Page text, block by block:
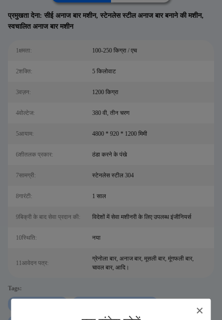
प्रमुखता देना: सीई अनाज बार मशीन, स्टेनलेस स्टील अनाज बार बनाने की मशीन,
स्वचालित अनाज बार मशीन
1क्षमता: 100-250 किग्रा / एच
2शक्ति: 5 किलोवाट
3वज़न: 1200 किग्रा
4वोल्टेज: 380 वी, तीन चरण
5आयाम: 4800 * 920 * 1200 मिमी
6शीतलक प्रकार: ठंडा करने के पंखे
7सामग्री: स्टेनलेस स्टील 304
8गारंटी: 1 साल
9बिक्री के बाद सेवा प्रदान की: विदेशों में सेवा मशीनरी के लिए उपलब्ध इंजीनियर्स
10स्थि‍ति: नया
11आवेदन पत्र:
ग्रेनोला बार, अनाज बार, मूसली बार, मूंगफली बार,
चावल बार, आदि।
Tags: